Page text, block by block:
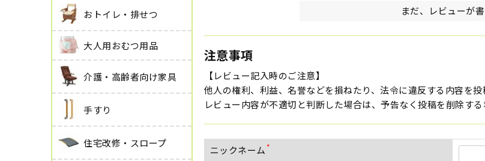
おトイレ・排せつ
大人用おむつ用品
介護・高齢者向け家具
手すり
住宅改修・スロープ
まだ、レビューが
注意事項
【レビュー記入時のご注意】
他人の権利、利益、名誉などを損ねたり、法令に違反する内容を
レビュー内容が不適切と判断した場合は、予告なく投稿を削除する
ニックネーム